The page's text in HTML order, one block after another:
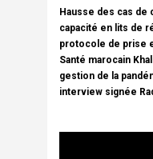
Hausse des cas de
capacité en lits de
protocole de prise
Santé marocain
gestion de la
interview signée